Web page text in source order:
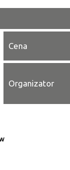
Cena
Organizator